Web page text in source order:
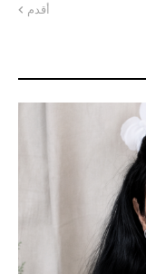
أقدم